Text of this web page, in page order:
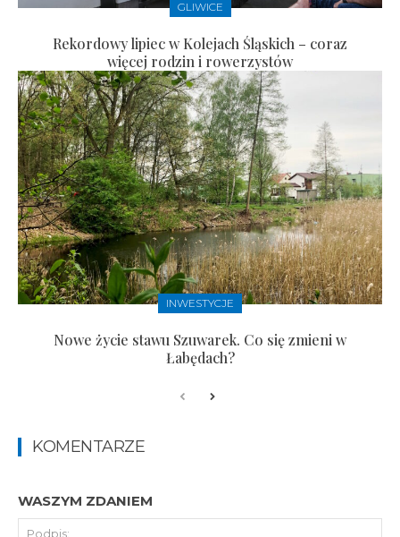
GLIWICE
Rekordowy lipiec w Kolejach Śląskich – coraz
więcej rodzin i rowerzystów
INWESTYCJE
Nowe życie stawu Szuwarek. Co się zmieni w
Łabędach?
KOMENTARZE
WASZYM ZDANIEM